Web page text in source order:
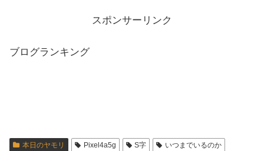
スポンサーリンク
ブログランキング
本日のヤモリ Pixel4a5g S字 いつまでいるのか